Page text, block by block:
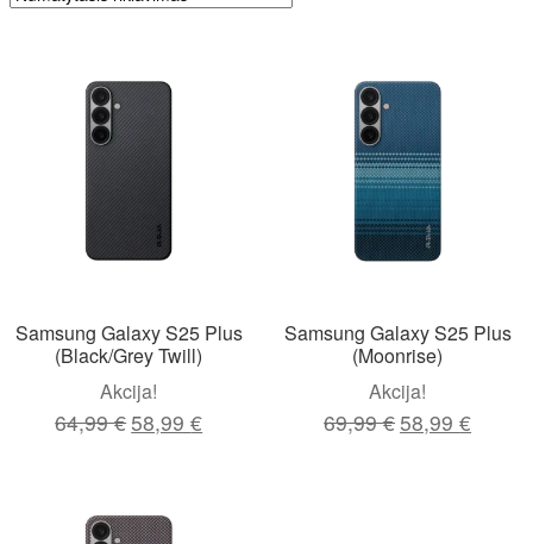
Samsung Galaxy S25 Plus
(Black/Grey Twill)
Akcija!
64,99€ Original
64,99 €.
58,99€Current
Samsung Galaxy S25 Plus
(Moonrise)
Akcija!
69,99€ Original
58,99€Current